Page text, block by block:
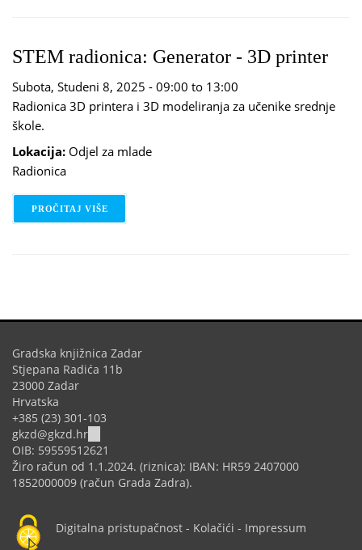
STEM radionica: Generator - 3D printer
Subota, Studeni 8, 2025 - 09:00 to 13:00
Radionica 3D printera i 3D modeliranja za učenike srednje
škole.
Lokacija: Odjel za mlade
Radionica
PROČITAJ VIŠE
Gradska knjižnica Zadar
Stjepana Radića 11b
23000 Zadar
Hrvatska
+385 (23) 301-103
gkzd@gkzd.hr
sends
e-
mail)
OIB: 59559512621
Žiro račun od 1.1.2024. (riznica): IBAN: HR59 2407000
1852000009 (račun Grada Zadra).
Digitalna pristupačnost - Kolačići - Impressum